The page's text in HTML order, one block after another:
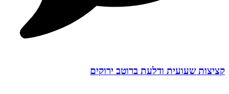
קציצות שעועית ודלעת ברוטב ירוקים